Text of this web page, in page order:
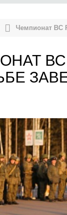
Чемпионат ВС